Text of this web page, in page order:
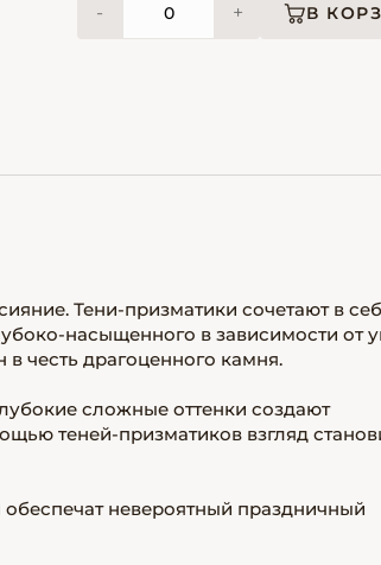
- + В
Тени-призматики сочетают в
насыщенного в зависимости от
честь драгоценного камня.
сложные оттенки создают
теней-призматиков взгляд
обеспечат невероятный праздничный